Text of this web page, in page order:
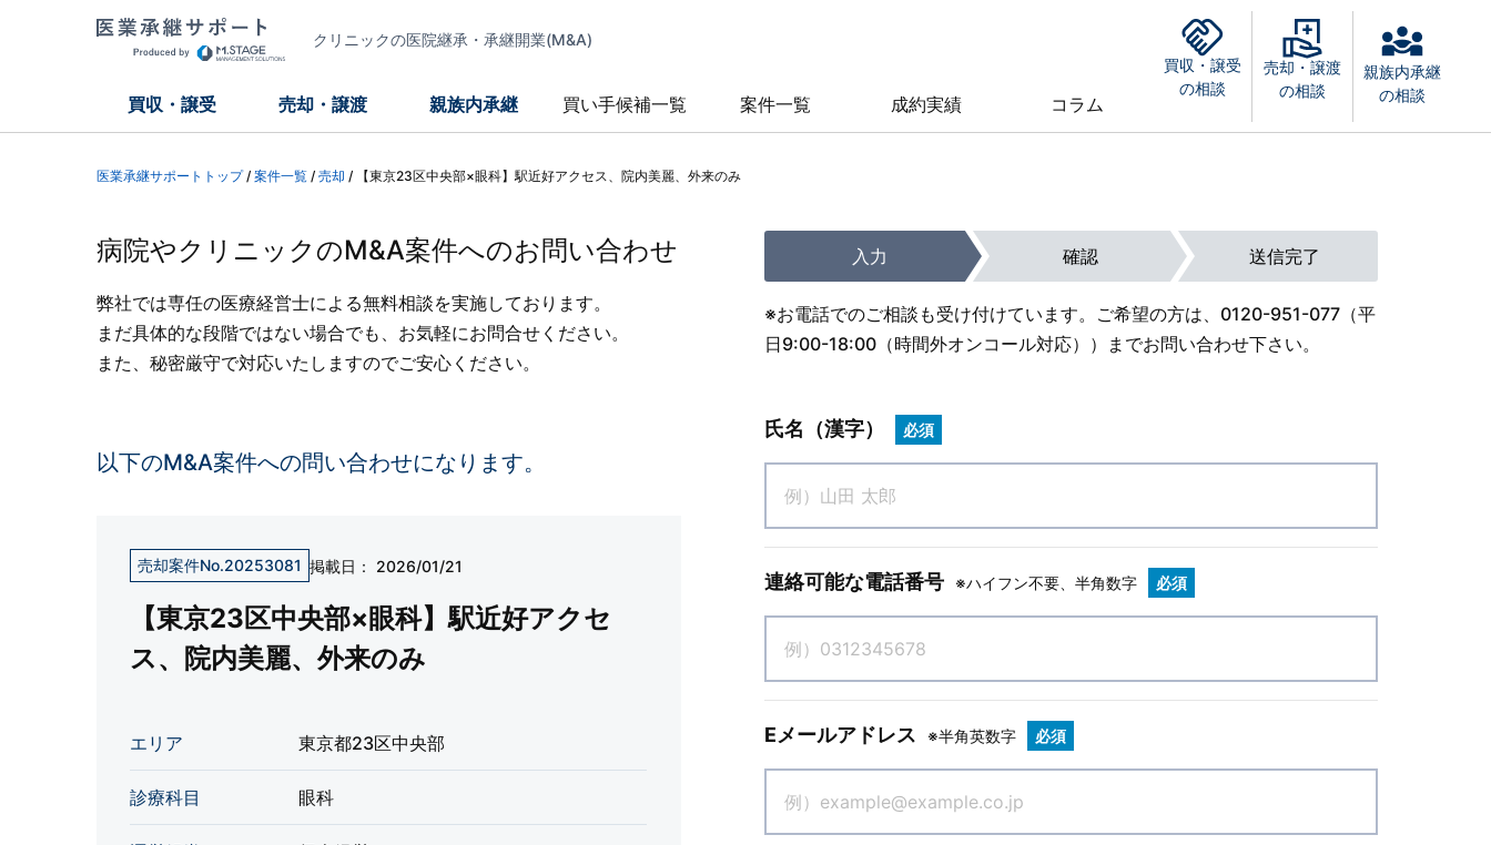
クリニックの医院継承・承継開業(M&A)
買収・譲受 売却・譲渡 親族内承継 買い手候補一覧 案件一覧 成約実績 コラム
買収・譲受
の相談
売却・譲渡
の相談
親族内承継
の相談
医業承継サポートトップ/ 案件一覧 / 売却 / 【東京23区中央部×眼科】駅近好アクセス、院内美麗、外来のみ
病院やクリニックのM&A案件へのお問い合わせ
弊社では専任の医療経営士による無料相談を実施しております。
まだ具体的な段階ではない場合でも、お気軽にお問合せください。
また、秘密厳守で対応いたしますのでご安心ください。
以下のM&A案件への問い合わせになります。
売却案件No.20253081 掲載日： 2026/01/21
【東京23区中央部×眼科】駅近好アクセ
ス、院内美麗、外来のみ
エリア 東京都23区中央部
診療科目 眼科
入力 確認 送信完了
※お電話でのご相談も受け付けています。ご希望の方は、 0120-951-077（平
日9:00-18:00（時間外オンコール対応））までお問い合わせ下さい。
氏名（漢字） 必須
連絡可能な電話番号 ※ハイフン不要、半角数字 必須
Eメールアドレス ※半角英数字 必須